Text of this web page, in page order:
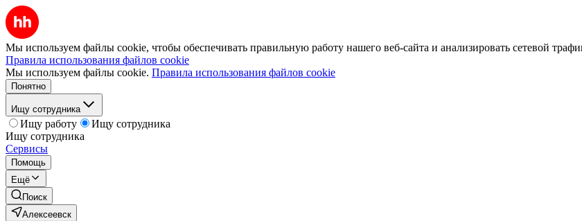
Мы используем файлы cookie, чтобы обеспечивать правильную работу нашего веб-сайта и анализировать сетевой
Правила использования файлов cookie
Мы используем файлы cookie. Правила использования файлов cookie
Понятно
Ищу сотрудника
Ищу работу
Ищу сотрудника
Ищу сотрудника
Сервисы
Помощь
Ещё
Поиск
Алексеевск